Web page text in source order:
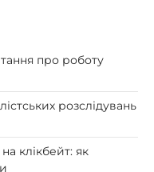
про роботу
розслідувань
клікбейт: як